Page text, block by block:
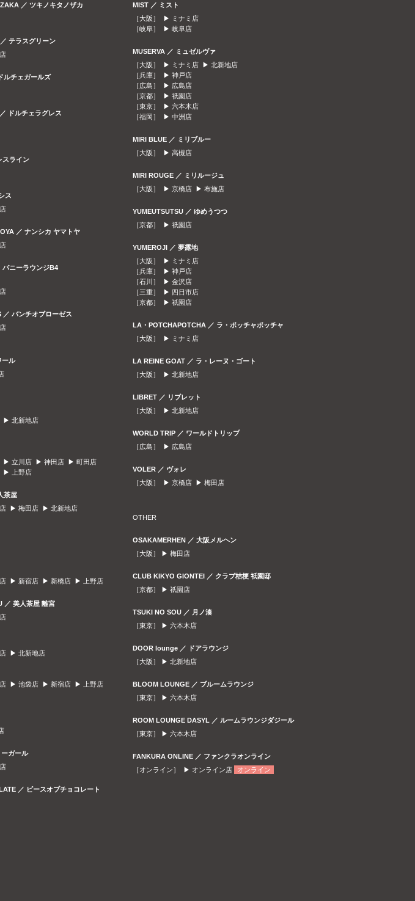
／ ツキノキタノザカ
テラスグリーン
ルチェガールズ
ドルチェラグレス
スライン
ス
／ ナンシカ ヤマトヤ
ニーラウンジB4
／ バンチオブローゼス
ール
▶ 北新地店
▶ 立川店 ▶ 神田店 ▶ 町田店
▶ 上野店
茶屋
▶ 梅田店 ▶ 北新地店
▶ 新宿店 ▶ 新橋店 ▶ 上野店
／ 美人茶屋 離宮
▶ 北新地店
▶ 池袋店 ▶ 新宿店 ▶
上野店
ガール
／ ピースオブチョコレート
MIST ／ ミスト
［大阪］ ▶
ミナミ店
［岐阜］ ▶ 岐阜店
MUSERVA ／ ミュゼルヴァ
［大阪］ ▶
ミナミ店 ▶ 北新地店
［兵庫］ ▶ 神戸店
［広島］ ▶ 広島店
［京都］ ▶ 祇園店
［東京］ ▶ 六本木店
［福岡］ ▶ 中洲店
MIRI BLUE ／ ミリブルー
［大阪］ ▶ 高槻店
MIRI ROUGE ／ ミリルージュ
［大阪］ ▶ 京橋店 ▶ 布施店
YUMEUTSUTSU ／ ゆめうつつ
［京都］ ▶ 祇園店
YUMEROJI ／ 夢露地
［大阪］ ▶
ミナミ店
［兵庫］ ▶ 神戸店
［石川］ ▶ 金沢店
［三重］ ▶ 四日市店
［京都］ ▶ 祇園店
LA・POTCHAPOTCHA ／ ラ・ポッチャポッチャ
［大阪］ ▶
ミナミ店
LA REINE GOAT ／ ラ・レーヌ・ゴート
［大阪］ ▶ 北新地店
LIBRET ／ リブレット
［大阪］ ▶ 北新地店
WORLD TRIP ／ ワールドトリップ
［広島］ ▶ 広島店
VOLER ／ ヴォレ
［大阪］ ▶ 京橋店 ▶ 梅田店
OTHER
OSAKAMERHEN ／ 大阪メルヘン
［大阪］ ▶ 梅田店
CLUB KIKYO GIONTEI ／ クラブ桔梗 祇園邸
［京都］ ▶ 祇園店
TSUKI NO SOU ／ 月ノ湊
［東京］ ▶ 六本木店
DOOR lounge ／ ドアラウンジ
［大阪］ ▶ 北新地店
BLOOM LOUNGE ／ ブルームラウンジ
［東京］ ▶ 六本木店
ROOM LOUNGE DASYL ／ ルームラウンジダジール
［東京］ ▶ 六本木店
FANKURA ONLINE ／ ファンクラオンライン
［オンライン］ ▶ オンライン店 オンライン